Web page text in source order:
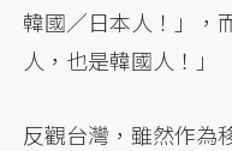
韓國／日本人！」，
人，也是韓國人！」
反觀台灣，雖然作為